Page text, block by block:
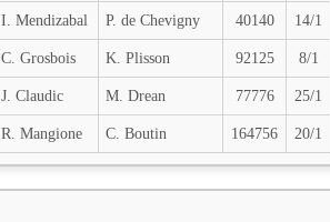
I. Mendizabal P. de Chevigny 40140 14/1
C. Grosbois K. Plisson 92125 8/1
J. Claudic M. Drean 77776 25/1
R. Mangione C. Boutin 164756 20/1